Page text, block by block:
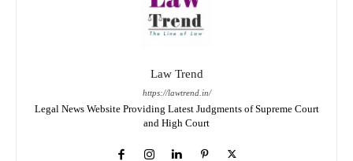
Law Trend
https://lawtrend.in/
Legal News Website Providing Latest Judgments of Supreme Court
and High Court